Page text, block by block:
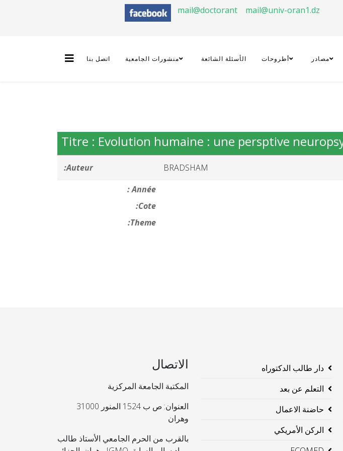
mail@doctorant mail@univ-oran1.dz
مصادر أطروحات الأسئلة الشائعة منشورات الجامعية اتصل بنا
Titre : Evolution humaine : une persptive
Auteur:
BRADSHAM
Année :
Cote:
Theme:
دار طالب الدكتوراه
التعلم عن بعد
حاضنة الاعمال
الركن الأمريكي
الاتصال
المكتبة الجامعة المركزية
العنوان: ص ب 1524 المنور 31000
وهران
بالقرب من الحرم الجامعي الأستاذ طالب